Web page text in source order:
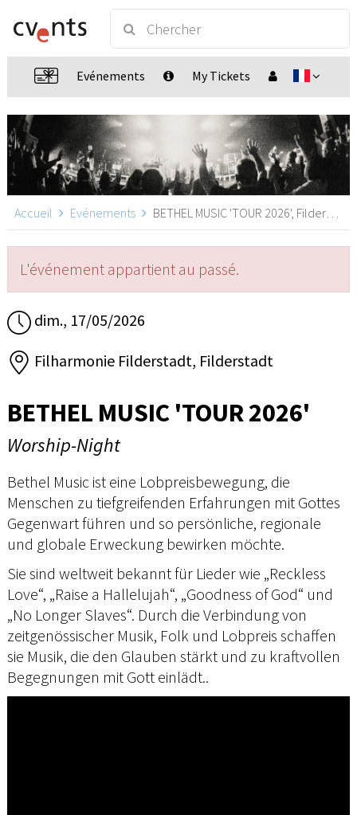
Evénements My Tickets
Accueil Evénements BETHEL MUSIC 'TOUR 2026', Filderstadt
L'événement appartient au passé.
dim., 17/05/2026
Filharmonie Filderstadt, Filderstadt
BETHEL MUSIC 'TOUR 2026'
Worship-Night
Bethel Music ist eine Lobpreisbewegung, die
Menschen zu tiefgreifenden Erfahrungen mit Gottes
Gegenwart führen und so persönliche, regionale
und globale Erweckung bewirken möchte.
Sie sind weltweit bekannt für Lieder wie „Reckless
Love“, „Raise a Hallelujah“, „Goodness of God“ und
„No Longer Slaves“. Durch die Verbindung von
zeitgenössischer Musik, Folk und Lobpreis schaffen
sie Musik, die den Glauben stärkt und zu kraftvollen
Begegnungen mit Gott einlädt..